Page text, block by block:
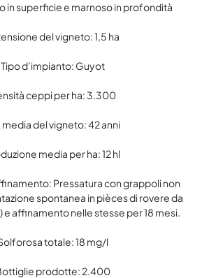
in superficie e marnoso in profondità
del vigneto: 1,5 ha
Tipo d’impianto: Guyot
ceppi per ha: 3.300
media del vigneto: 42 anni
media per ha: 12 hl
Pressatura con grappoli non
spontanea in pièces di rovere da
e affinamento nelle stesse per 18 mesi.
totale: 18 mg/l
prodotte: 2.400